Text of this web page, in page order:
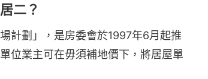
二？
計劃」，是房委會於1997年6月起推
位業主可在毋須補地價下，將居屋單